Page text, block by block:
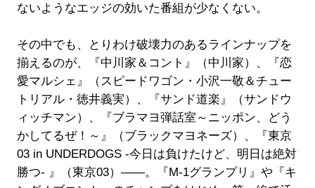
ないようなエッジの効いた番組が少なくない。
その中でも、とりわけ破壊力のあるラインナップを
揃えるのが、『中川家＆コント』（中川家）、『恋
愛マルシェ』（スピードワゴン・小沢一敬＆チュー
トリアル・徳井義実）、『サンド道楽』（サンドウ
ィッチマン）、『ブラマヨ弾話室～ニッポン、どう
かしてるぜ！～』（ブラックマヨネーズ）、『東京
03 in UNDERDOGS -今日は負けたけど、明日は絶対
勝つ- 』（東京03）――。『M-1グランプリ』や『キ